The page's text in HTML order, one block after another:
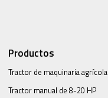
Productos
Tractor de maquinaria agrícola
Tractor manual de 8-20 HP